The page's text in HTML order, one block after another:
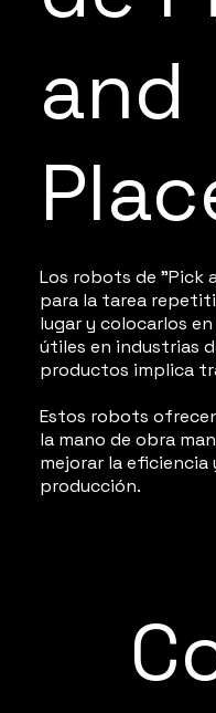
Los robots de "Pick
para la tarea
lugar y colocarlos
útiles en industrias
productos implica
Estos robots
la mano de obra
mejorar la
producción.
and